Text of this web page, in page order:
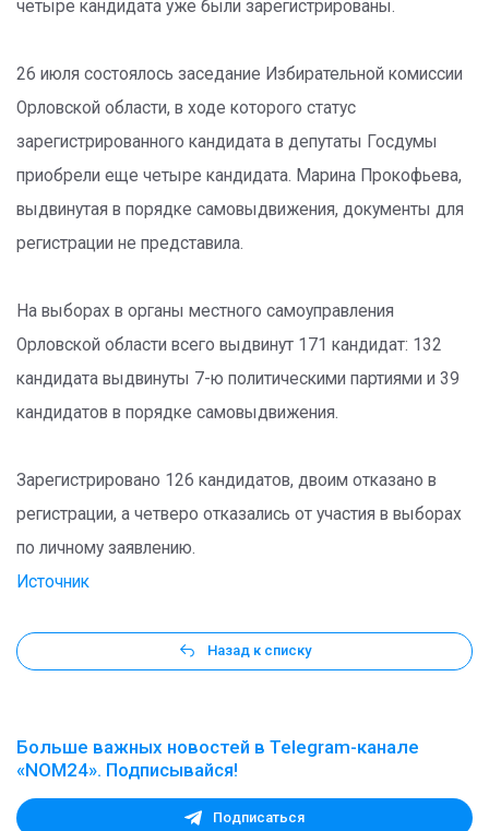
четыре кандидата уже были зарегистрированы.
26 июля состоялось заседание Избирательной комиссии
Орловской области, в ходе которого статус
зарегистрированного кандидата в депутаты Госдумы
приобрели еще четыре кандидата. Марина Прокофьева,
выдвинутая в порядке самовыдвижения, документы для
регистрации не представила.
На выборах в органы местного самоуправления
Орловской области всего выдвинут 171 кандидат: 132
кандидата выдвинуты 7-ю политическими партиями и 39
кандидатов в порядке самовыдвижения.
Зарегистрировано 126 кандидатов, двоим отказано в
регистрации, а четверо отказались от участия в выборах
по личному заявлению.
Источник
Назад к списку
Больше важных новостей в Telegram-канале
«NOM24». Подписывайся!
Подписаться